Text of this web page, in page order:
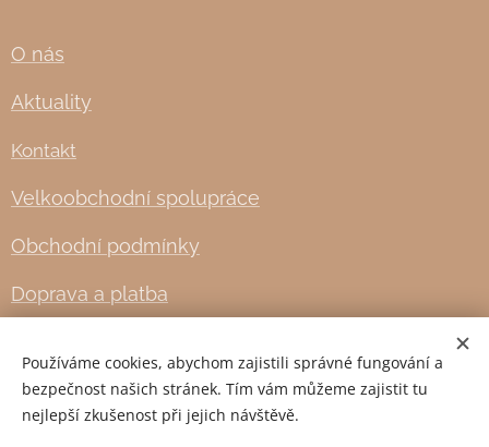
O nás
Aktuality
Kontakt
Velkoobchodní spolupráce
Obchodní podmínky
Doprava a platba
Cookies
Jazyky
Používáme cookies, abychom zajistili správné fungování a
bezpečnost našich stránek. Tím vám můžeme zajistit tu
nejlepší zkušenost při jejich návštěvě.